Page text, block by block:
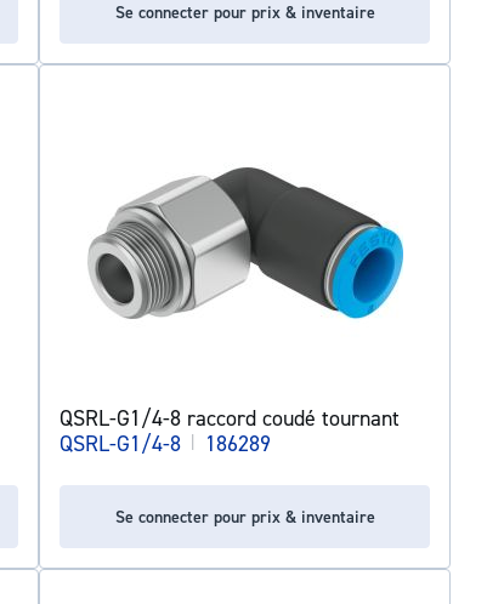
Se connecter pour prix & inventaire
QSRL-G1/4-8 raccord coudé tournant
QSRL-G1/4-8 | 186289
Se connecter pour prix & inventaire